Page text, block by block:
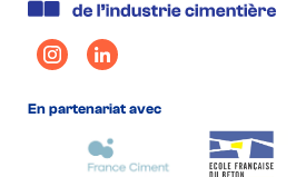
En partenariat avec